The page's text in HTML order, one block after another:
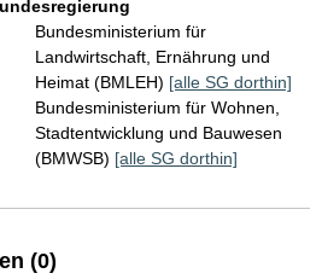
Bundesministerium für
Landwirtschaft, Ernährung und
Heimat (BMLEH) [alle SG dorthin]
Bundesministerium für Wohnen,
Stadtentwicklung und Bauwesen
(BMWSB) [alle SG dorthin]
(0)